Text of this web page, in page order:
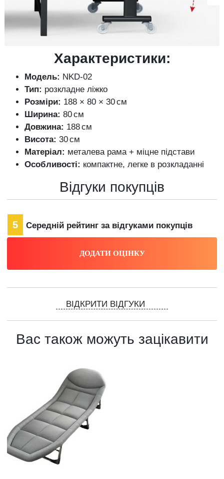
Характеристики:
Модель: NKD-02
Тип: розкладне ліжко
Розміри: 188 × 80 × 30 см
Ширина: 80 см
Довжина: 188 см
Висота: 30 см
Матеріал: металева рама + міцне підстави
Особливості: компактне, легке в розкладанні
Відгуки покупців
5 Середній рейтинг за відгуками покупців
ВІДКРИТИ ВІДГУКИ
Вас також можуть зацікавити